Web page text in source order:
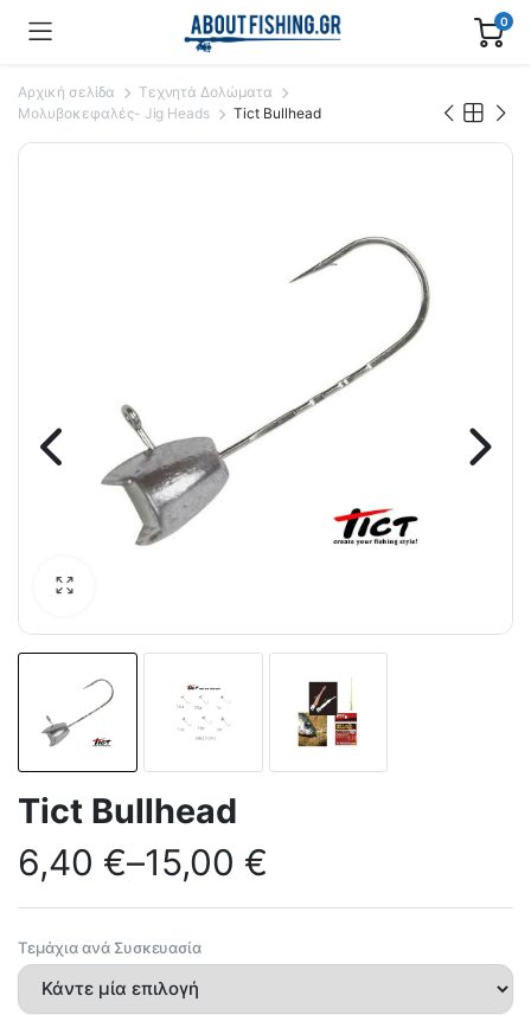
0
Αρχική σελίδα
Τεχνητά Δολώματα
Μολυβοκεφαλές- Jig Heads
Tict Bullhead
Tict Bullhead
6,40 €–15,00 €
Τεμάχια ανά Συσκευασία